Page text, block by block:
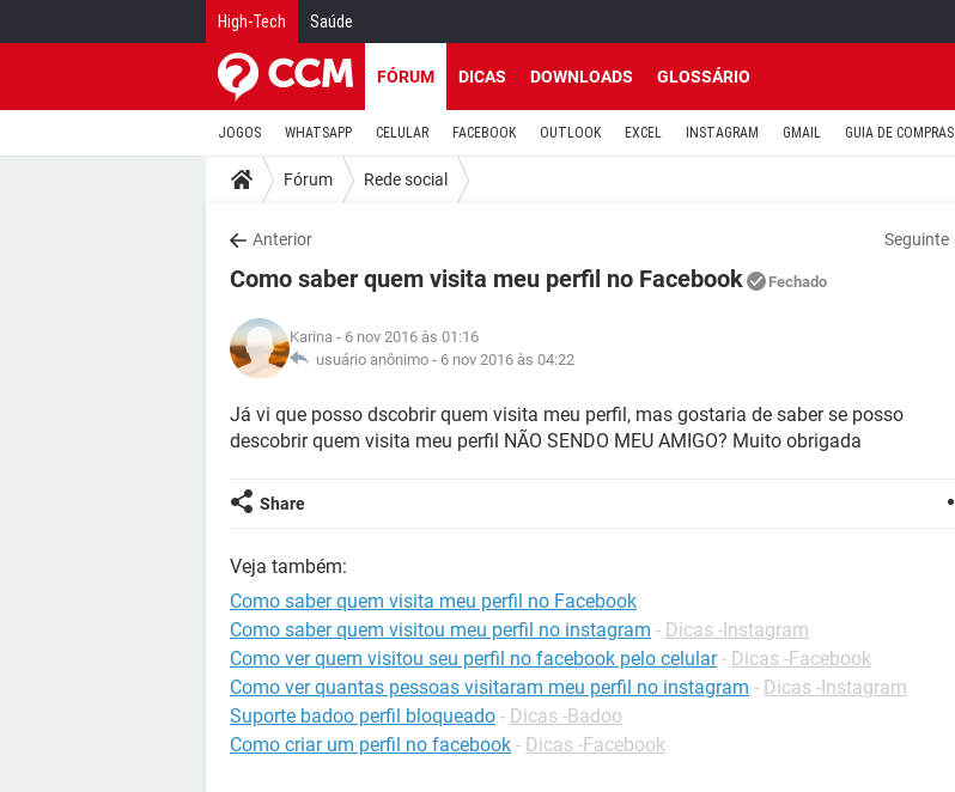
High-Tech Saúde
FÓRUM DICAS DOWNLOADS GLOSSÁRIO
JOGOS WHATSAPP CELULAR FACEBOOK OUTLOOK EXCEL INSTAGRAM GMAIL GUIA DE COMPRAS
Fórum Rede social
Anterior Seguinte
Como saber quem visita meu perfil no Facebook Fechado
Karina - 6 nov 2016 às 01:16
usuário anônimo - 6 nov 2016 às 04:22
Já vi que posso dscobrir quem visita meu perfil, mas gostaria de saber se posso
descobrir quem visita meu perfil NÃO SENDO MEU AMIGO? Muito obrigada
Share
Veja também:
Como saber quem visita meu perfil no Facebook
Como saber quem visitou meu perfil no instagram - Dicas -Instagram
Como ver quem visitou seu perfil no facebook pelo celular - Dicas -Facebook
Como ver quantas pessoas visitaram meu perfil no instagram - Dicas -Instagram
Suporte badoo perfil bloqueado - Dicas -Badoo
Como criar um perfil no facebook - Dicas -Facebook